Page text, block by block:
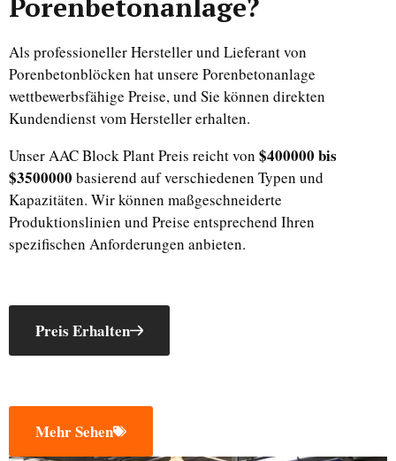
Porenbetonanlage?
Als professioneller Hersteller und Lieferant von
Porenbetonblöcken hat unsere Porenbetonanlage
wettbewerbsfähige Preise, und Sie können direkten
Kundendienst vom Hersteller erhalten.
Unser AAC Block Plant Preis reicht von $400000 bis
$3500000 basierend auf verschiedenen Typen und
Kapazitäten. Wir können maßgeschneiderte
Produktionslinien und Preise entsprechend Ihren
spezifischen Anforderungen anbieten.
Preis Erhalten
Mehr Sehen